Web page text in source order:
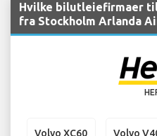
Hvilke bilutleiefirmaer
fra Stockholm Arlanda
Volvo XC60 Volvo